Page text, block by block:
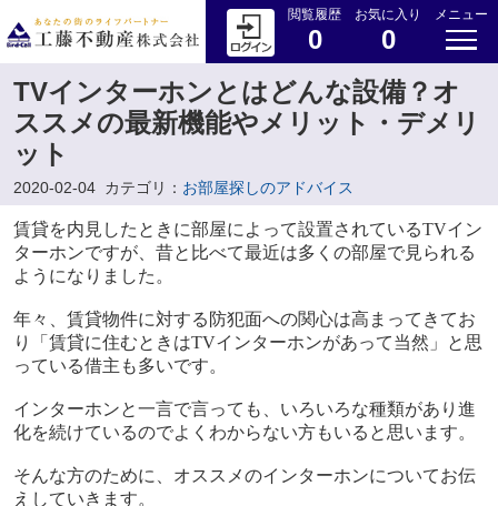
閲覧履歴
0
お気に入り
0
メニュー
TVインターホンとはどんな設備？オ
ススメの最新機能やメリット・デメリ
ット
2020-02-04 カテゴリ： お部屋探しのアドバイス
賃貸を内見したときに部屋によって設置されているTVイン
ターホンですが、昔と比べて最近は多くの部屋で見られる
ようになりました。
年々、賃貸物件に対する防犯面への関心は高まってきてお
り「賃貸に住むときはTVインターホンがあって当然」と思
っている借主も多いです。
インターホンと一言で言っても、いろいろな種類があり進
化を続けているのでよくわからない方もいると思います。
そんな方のために、オススメのインターホンについてお伝
えしていきます。